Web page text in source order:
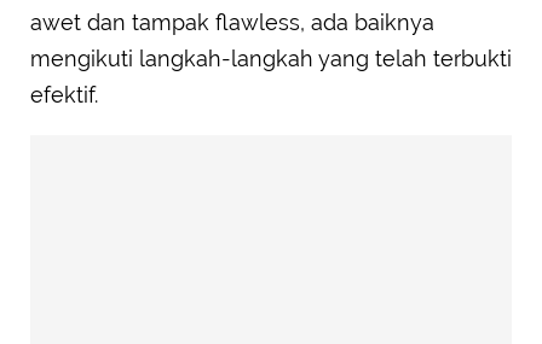
awet dan tampak flawless, ada baiknya
mengikuti langkah-langkah yang telah terbukti
efektif.